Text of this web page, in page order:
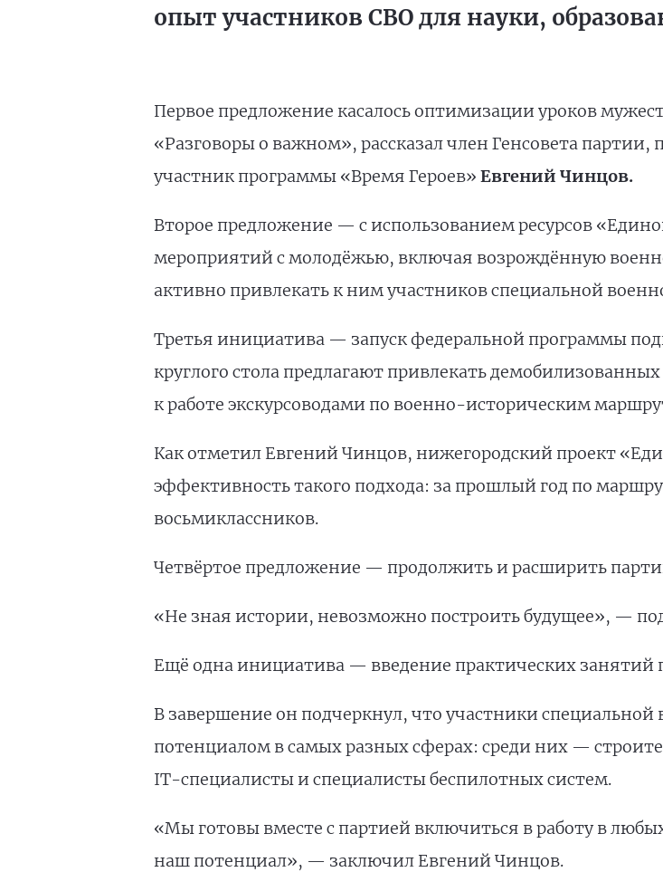
опыт участников СВО для науки,
Первое предложение касалось оптимизации уроков
«Разговоры о важном», рассказал член Генсовета
участник программы «Время Героев» Евгений Чинцов.
Второе предложение — с использованием ресурсов
мероприятий с молодёжью, включая возрождённую
активно привлекать к ним участников специальной
Третья инициатива — запуск федеральной программы
круглого стола предлагают привлекать
к работе экскурсоводами по военно-историческим
Как отметил Евгений Чинцов, нижегородский проект
эффективность такого подхода: за прошлый год по
восьмиклассников.
Четвёртое предложение — продолжить и расширить
«Не зная истории, невозможно построить будущее», —
Ещё одна инициатива — введение практических
В завершение он подчеркнул, что участники
потенциалом в самых разных сферах: среди них —
IT-специалисты и специалисты беспилотных систем.
«Мы готовы вместе с партией включиться в работу в
наш потенциал», — заключил Евгений Чинцов.